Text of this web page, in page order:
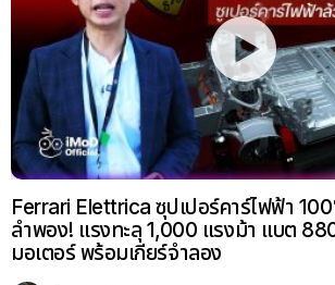
Ferrari Elettrica ซุปเปอร์คาร์ไฟฟ้า
ลำพอง! แรงทะลุ 1,000 แรงม้า แบต
มอเตอร์ พร้อมเกียร์จำลอง